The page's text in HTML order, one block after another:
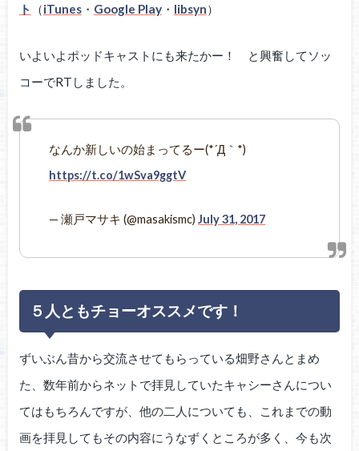
ト
（iTunes・ Google Play・ libsyn）
いよいよポッドキャストにも来たかー！ と興奮してソッ
コーでRTしました。
なんか新しいの始まってるー(*´Д｀*)
https://t.co/1wSva9ggtV
— 瀬戸マサキ (@masakismc)July 31, 2017
５人ともチョーオススメです！
ずいぶん昔から交流させてもらっている畑野さんとまめ
た、数年前からネットで拝見していたキャシーさんについ
てはもちろんですが、他の二人についても、これまでの動
画を拝見してもその内容にうなずくところが多く、今も次